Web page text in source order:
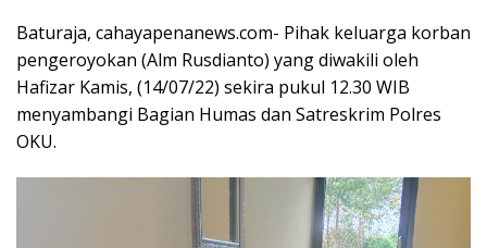
Baturaja, cahayapenanews.com- Pihak keluarga korban
pengeroyokan (Alm Rusdianto) yang diwakili oleh
Hafizar Kamis, (14/07/22) sekira pukul 12.30 WIB
menyambangi Bagian Humas dan Satreskrim Polres
OKU.